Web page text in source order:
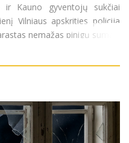
ir Kauno gyventojų sukčiai
Vilniaus apskrities policija
nemažas pinigų sumas.
komisariatą kreipėsi